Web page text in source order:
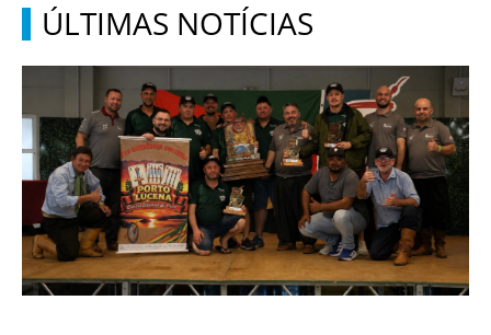
ÚLTIMAS NOTÍCIAS